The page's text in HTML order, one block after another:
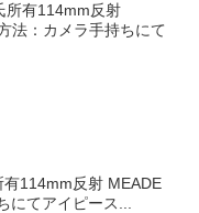
所有114mm反射
法：カメラ手持ちにて
114mm反射 MEADE
てアイピース...